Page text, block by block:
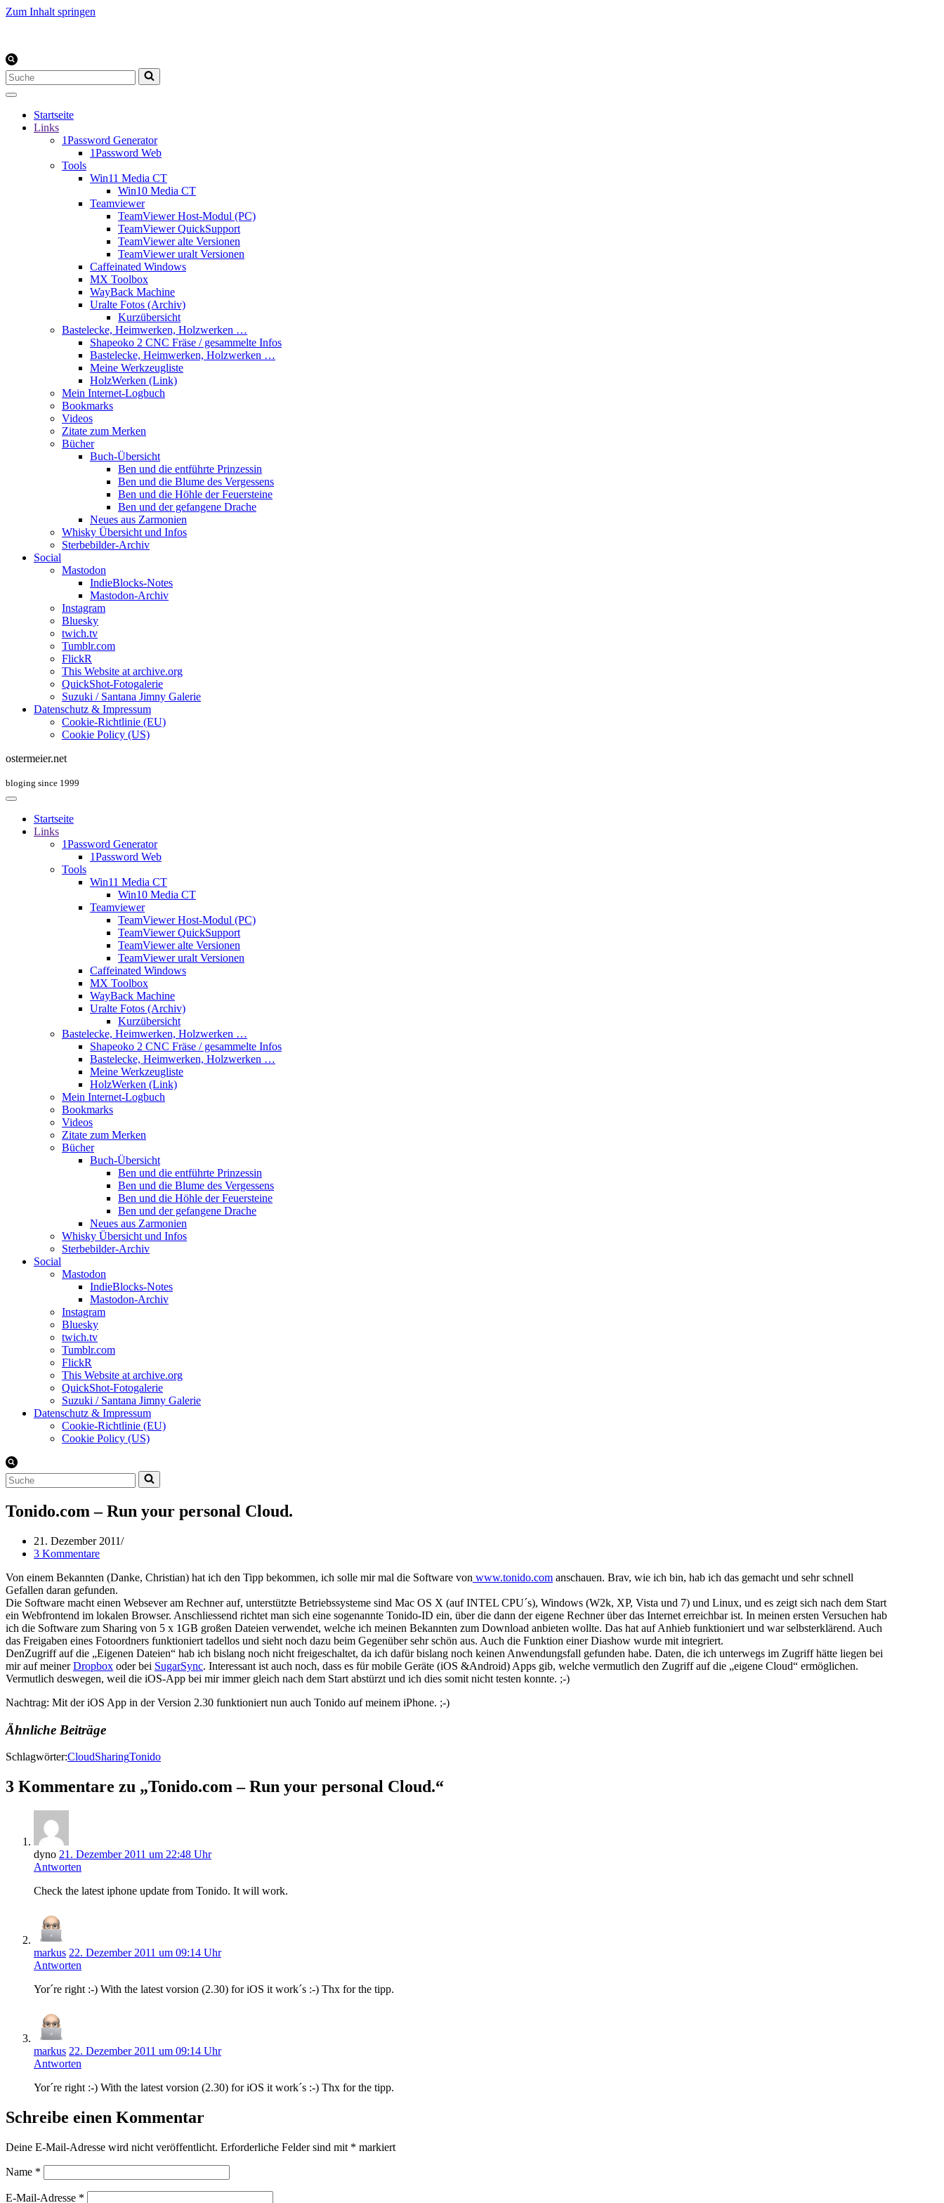
Zum Inhalt springen
Suchen
nach …
Startseite
Links
1Password Generator
1Password Web
Tools
Win11 Media CT
Win10 Media CT
Teamviewer
TeamViewer Host-Modul (PC)
TeamViewer QuickSupport
TeamViewer alte Versionen
TeamViewer uralt Versionen
Caffeinated Windows
MX Toolbox
WayBack Machine
Uralte Fotos (Archiv)
Kurzübersicht
Bastelecke, Heimwerken, Holzwerken …
Shapeoko 2 CNC Fräse / gesammelte Infos
Bastelecke, Heimwerken, Holzwerken …
Meine Werkzeugliste
HolzWerken (Link)
Mein Internet-Logbuch
Bookmarks
Videos
Zitate zum Merken
Bücher
Buch-Übersicht
Ben und die entführte Prinzessin
Ben und die Blume des Vergessens
Ben und die Höhle der Feuersteine
Ben und der gefangene Drache
Neues aus Zarmonien
Whisky Übersicht und Infos
Sterbebilder-Archiv
Social
Mastodon
IndieBlocks-Notes
Mastodon-Archiv
Instagram
Bluesky
twich.tv
Tumblr.com
FlickR
This Website at archive.org
QuickShot-Fotogalerie
Suzuki / Santana Jimny Galerie
Datenschutz & Impressum
Cookie-Richtlinie (EU)
Cookie Policy (US)
ostermeier.net
bloging since 1999
Startseite
Links
1Password Generator
1Password Web
Tools
Win11 Media CT
Win10 Media CT
Teamviewer
TeamViewer Host-Modul (PC)
TeamViewer QuickSupport
TeamViewer alte Versionen
TeamViewer uralt Versionen
Caffeinated Windows
MX Toolbox
WayBack Machine
Uralte Fotos (Archiv)
Kurzübersicht
Bastelecke, Heimwerken, Holzwerken …
Shapeoko 2 CNC Fräse / gesammelte Infos
Bastelecke, Heimwerken, Holzwerken …
Meine Werkzeugliste
HolzWerken (Link)
Mein Internet-Logbuch
Bookmarks
Videos
Zitate zum Merken
Bücher
Buch-Übersicht
Ben und die entführte Prinzessin
Ben und die Blume des Vergessens
Ben und die Höhle der Feuersteine
Ben und der gefangene Drache
Neues aus Zarmonien
Whisky Übersicht und Infos
Sterbebilder-Archiv
Social
Mastodon
IndieBlocks-Notes
Mastodon-Archiv
Instagram
Bluesky
twich.tv
Tumblr.com
FlickR
This Website at archive.org
QuickShot-Fotogalerie
Suzuki / Santana Jimny Galerie
Datenschutz & Impressum
Cookie-Richtlinie (EU)
Cookie Policy (US)
Suchen
nach …
Tonido.com – Run your personal Cloud.
21. Dezember 2011
3 Kommentare
Von einem Bekannten (Danke, Christian) hat ich den Tipp bekommen, ich solle mir mal die Software von www.tonido.com anschauen. Brav, wie ich bin, hab ich das gemacht und sehr schnell
Gefallen daran gefunden.
Die Software macht einen Websever am Rechner auf, unterstützte Betriebssysteme sind Mac OS X (auf INTEL CPU´s), Windows (W2k, XP, Vista und 7) und Linux, und es zeigt sich nach dem Start
ein Webfrontend im lokalen Browser. Anschliessend richtet man sich eine sogenannte Tonido-ID ein, über die dann der eigene Rechner über das Internet erreichbar ist. In meinen ersten Versuchen hab
ich die Software zum Sharing von 5 x 1GB großen Dateien verwendet, welche ich meinen Bekannten zum Download anbieten wollte. Das hat auf Anhieb funktioniert und war selbsterklärend. Auch
das Freigaben eines Fotoordners funktioniert tadellos und sieht noch dazu beim Gegenüber sehr schön aus. Auch die Funktion einer Diashow wurde mit integriert.
DenZugriff auf die „Eigenen Dateien“ hab ich bislang noch nicht freigeschaltet, da ich dafür bislang noch keinen Anwendungsfall gefunden habe. Daten, die ich unterwegs im Zugriff hätte liegen bei
mir auf meinerDropbox oder bei SugarSync. Interessant ist auch noch, dass es für mobile Geräte (iOS &Android) Apps gib, welche vermutlich den Zugriff auf die „eigene Cloud“ ermöglichen.
Vermutlich deswegen, weil die iOS-App bei mir immer gleich nach dem Start abstürzt und ich dies somit nicht testen konnte. ;-)
Nachtrag: Mit der iOS App in der Version 2.30 funktioniert nun auch Tonido auf meinem iPhone. ;-)
Ähnliche Beiträge
Schlagwörter:CloudSharingTonido
3 Kommentare zu „Tonido.com – Run your personal Cloud.“
dyno 21. Dezember 2011 um 22:48 Uhr
Antworten
Check the latest iphone update from Tonido. It will work.
markus 22. Dezember 2011 um 09:14 Uhr
Antworten
Yor´re right :-) With the latest vorsion (2.30) for iOS it work´s :-) Thx for the tipp.
markus 22. Dezember 2011 um 09:14 Uhr
Antworten
Yor´re right :-) With the latest vorsion (2.30) for iOS it work´s :-) Thx for the tipp.
Schreibe einen Kommentar
Deine E-Mail-Adresse wird nicht veröffentlicht. Erforderliche Felder sind mit * markiert
Name *
E-Mail-Adresse *